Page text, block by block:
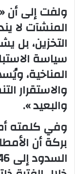
ولفت إلى أن
المنشآت لا
التخزين، بل
سياسة
المناخية،
والاستقرار
والبعيد ».
وفي كلمته
بركة أن